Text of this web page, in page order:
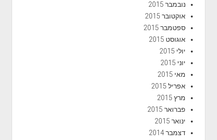
נובמבר 2015
אוקטובר 2015
ספטמבר 2015
אוגוסט 2015
יולי 2015
יוני 2015
מאי 2015
אפריל 2015
מרץ 2015
פברואר 2015
ינואר 2015
דצמבר 2014